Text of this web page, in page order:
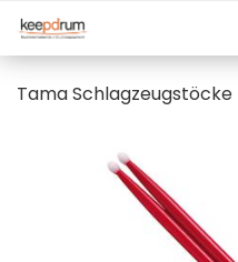
Tama Schlagzeugstöcke